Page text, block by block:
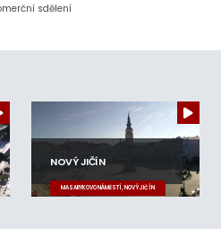
sdělení
NOVÝ JIČÍN
MASARYKOVO NÁMĚSTÍ, NOVÝ JIČÍN